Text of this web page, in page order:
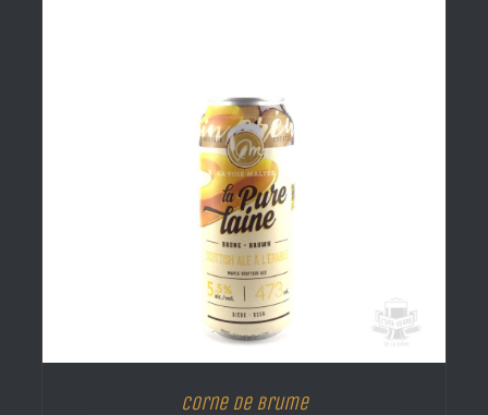
Corne de brume